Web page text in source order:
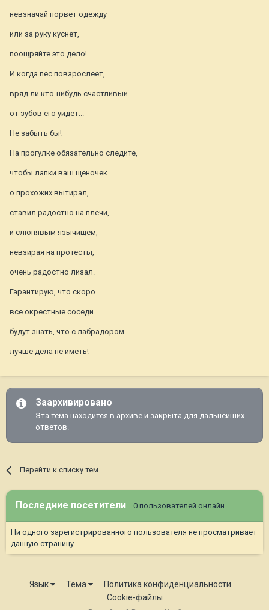
невзначай порвет одежду
или за руку куснет,
поощряйте это дело!
И когда пес повзрослеет,
вряд ли кто-нибудь счастливый
от зубов его уйдет...
Не забыть бы!
На прогулке обязательно следите,
чтобы лапки ваш щеночек
о прохожих вытирал,
ставил радостно на плечи,
и слюнявым язычищем,
невзирая на протесты,
очень радостно лизал.
Гарантирую, что скоро
все окрестные соседи
будут знать, что с лабрадором
лучше дела не иметь!
Заархивировано
Эта тема находится в архиве и закрыта для дальнейших
ответов.
Перейти к списку тем
Последние посетители 0 пользователей онлайн
Ни одного зарегистрированного пользователя не просматривает
данную страницу
Язык Тема
Политика конфиденциальности
Cookie-файлы